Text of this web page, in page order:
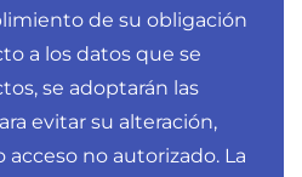
de su obligación
a los datos que se
se adoptarán las
evitar su alteración,
no autorizado. La